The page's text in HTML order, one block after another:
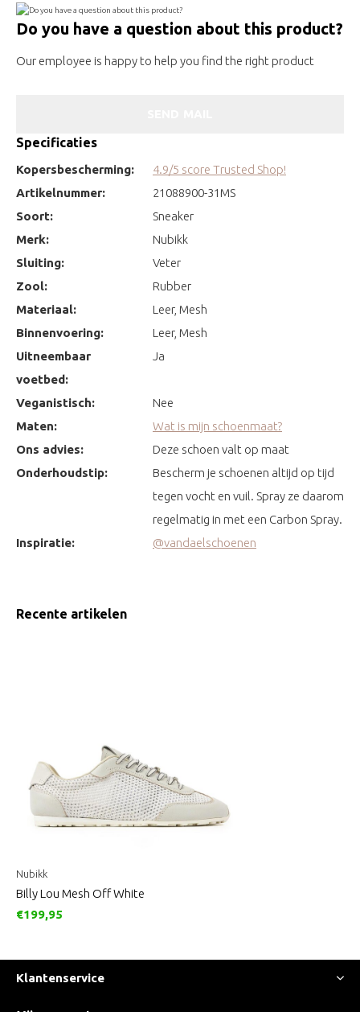
Do you have a question about this product?
Our employee is happy to help you find the right product
Specificaties
Kopersbescherming:
4.9/5 score Trusted Shop!
Artikelnummer:
21088900-31MS
Soort:
Sneaker
Merk:
Nubikk
Sluiting:
Veter
Zool:
Rubber
Materiaal:
Leer, Mesh
Binnenvoering:
Leer, Mesh
Uitneembaar
voetbed:
Ja
Veganistisch:
Nee
Maten:
Wat is mijn schoenmaat?
Ons advies:
Deze schoen valt op maat
Onderhoudstip:
Bescherm je schoenen altijd op tijd
tegen vocht en vuil. Spray ze daarom
regelmatig in met een Carbon Spray.
Inspiratie:
@vandaelschoenen
Recente artikelen
Nubikk
Billy Lou Mesh Off White
€199,95
Klantenservice